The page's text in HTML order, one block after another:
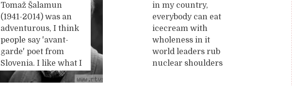
gelukkige forensen.
Ik dacht aan die
ideologie van
stapelbaar, modulair
geluk, geleefd in
doodse functionele
woonwijken.
verbazing en
tenslotte respect. De
bescheidenheid
moest ik er
ŠALAMUN
Tomaž Šalamun
(1941-2014) was an
adventurous, I think
people say 'avant-
garde' poet from
Slovenia. I like what I
see (or could we say:
in my country,
everybody can eat
icecream with
wholeness in it
world leaders rub
nuclear shoulders